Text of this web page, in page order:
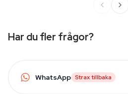
Har du fler frågor?
WhatsApp Strax tillbaka